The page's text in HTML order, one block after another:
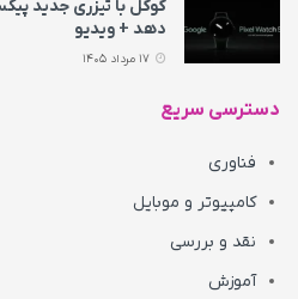
دهد + ویدیو
دسترسی سریع
فناوری
کامپیوتر و موبایل
نقد و بررسی
آموزش